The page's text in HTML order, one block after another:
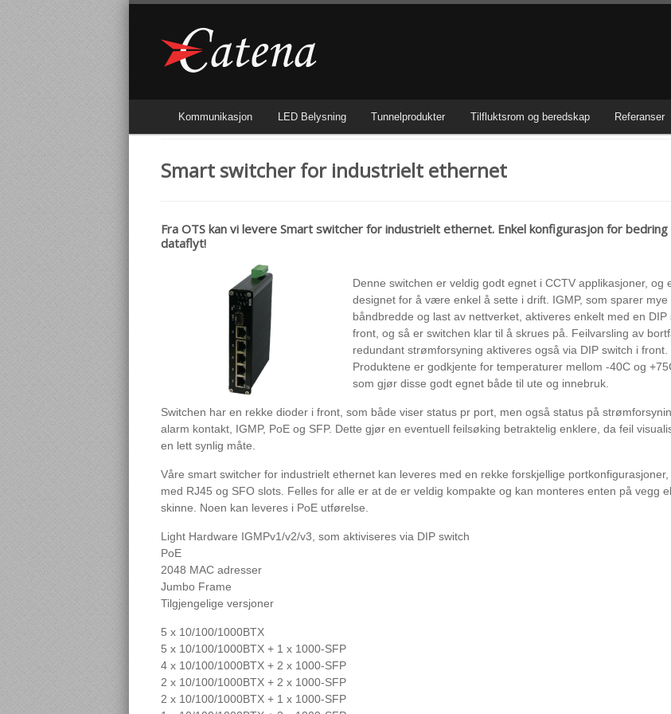
Kommunikasjon LED Belysning Tunnelprodukter Tilfluktsrom og beredskap Referanser
Smart switcher for industrielt ethernet
Fra OTS kan vi levere Smart switcher for industrielt ethernet. Enkel konfigurasjon for bedring
dataflyt!
Denne switchen er veldig godt egnet i CCTV applikasjoner, og
designet for å være enkel å sette i drift. IGMP, som sparer mye
båndbredde og last av nettverket, aktiveres enkelt med en DIP
front, og så er switchen klar til å skrues på. Feilvarsling av
redundant strømforsyning aktiveres også via DIP switch i front.
Produktene er godkjente for temperaturer mellom -40C og
som gjør disse godt egnet både til ute og innebruk.
Switchen har en rekke dioder i front, som både viser status pr port, men også status på
alarm kontakt, IGMP, PoE og SFP. Dette gjør en eventuell feilsøking betraktelig enklere, da feil
en lett synlig måte.
Våre smart switcher for industrielt ethernet kan leveres med en rekke forskjellige portkonfigurasjoner,
med RJ45 og SFO slots. Felles for alle er at de er veldig kompakte og kan monteres enten på vegg
skinne. Noen kan leveres i PoE utførelse.
Light Hardware IGMPv1/v2/v3, som aktiviseres via DIP switch
PoE
2048 MAC adresser
Jumbo Frame
Tilgjengelige versjoner
5 x 10/100/1000BTX
5 x 10/100/1000BTX + 1 x 1000-SFP
4 x 10/100/1000BTX + 2 x 1000-SFP
2 x 10/100/1000BTX + 2 x 1000-SFP
2 x 10/100/1000BTX + 1 x 1000-SFP